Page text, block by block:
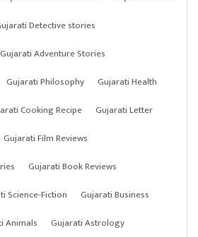
Detective stories
Gujarati Adventure Stories
Gujarati Philosophy
Gujarati Health
Cooking Recipe
Gujarati Letter
Gujarati Film Reviews
Gujarati Book Reviews
Science-Fiction
Gujarati Business
Animals
Gujarati Astrology